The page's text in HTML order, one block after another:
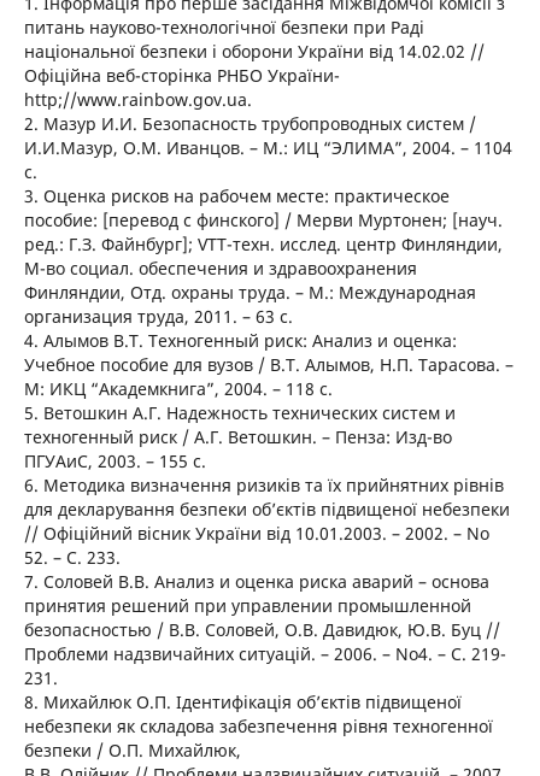
питань науково-технологічної безпеки при Раді
національної безпеки і оборони України від 14.02.02 //
Офіційна веб-сторінка РНБО України-
http;//www.rainbow.gov.ua.
2. Мазур И.И. Безопасность трубопроводных систем /
И.И.Мазур, О.М. Иванцов. – М.: ИЦ “ЭЛИМА”, 2004. – 1104
с.
3. Оценка рисков на рабочем месте: практическое
пособие: [перевод с финского] / Мерви Муртонен; [науч.
ред.: Г.З. Файнбург]; VTT-техн. исслед. центр Финляндии,
М-во социал. обеспечения и здравоохранения
Финляндии, Отд. охраны труда. – М.: Международная
организация труда, 2011. – 63 с.
4. Алымов В.Т. Техногенный риск: Анализ и оценка:
Учебное пособие для вузов / В.Т. Алымов, Н.П. Тарасова. –
М: ИКЦ “Академкнига”, 2004. – 118 с.
5. Ветошкин А.Г. Надежность технических систем и
техногенный риск / А.Г. Ветошкин. – Пенза: Изд-во
ПГУАиС, 2003. – 155 с.
6. Методика визначення ризиків та їх прийнятних рівнів
для декларування безпеки об’єктів підвищеної небезпеки
// Офіційний вісник України від 10.01.2003. – 2002. – No
52. – С. 233.
7. Соловей В.В. Анализ и оценка риска аварий – основа
принятия решений при управлении промышленной
безопасностью / В.В. Соловей, О.В. Давидюк, Ю.В. Буц //
Проблеми надзвичайних ситуацій. – 2006. – No4. – С. 219-
231.
8. Михайлюк О.П. Ідентифікація об’єктів підвищеної
небезпеки як складова забезпечення рівня техногенної
безпеки / О.П. Михайлюк,